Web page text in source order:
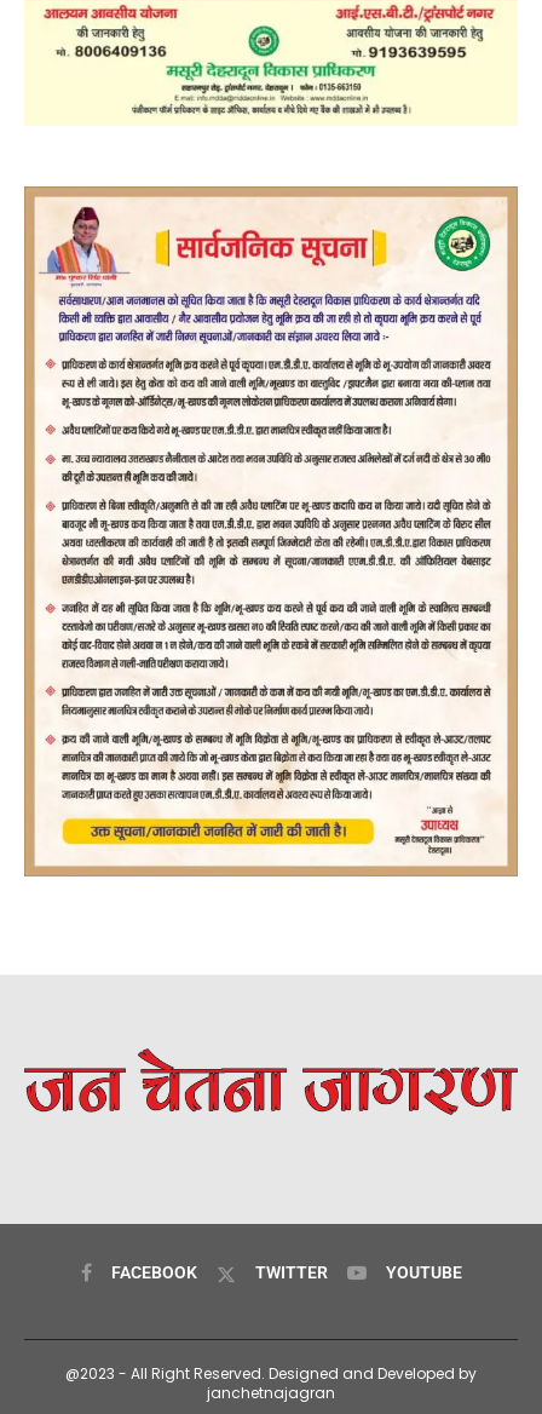
FACEBOOK TWITTER YOUTUBE
@2023 - All Right Reserved. Designed and Developed by
janchetnajagran